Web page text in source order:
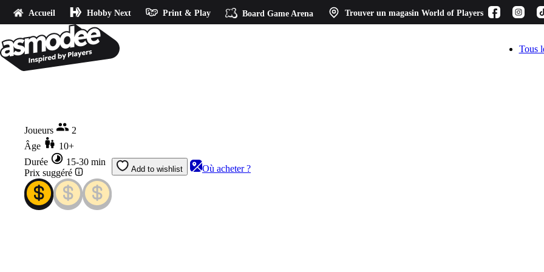
Accueil Hobby Next Print & Play Board Game Arena Trouver un magasin World of Players
Tous
Joueurs
2
Âge
10+
Durée
15-30 min
Prix suggéré
Add to wishlist Où acheter ?